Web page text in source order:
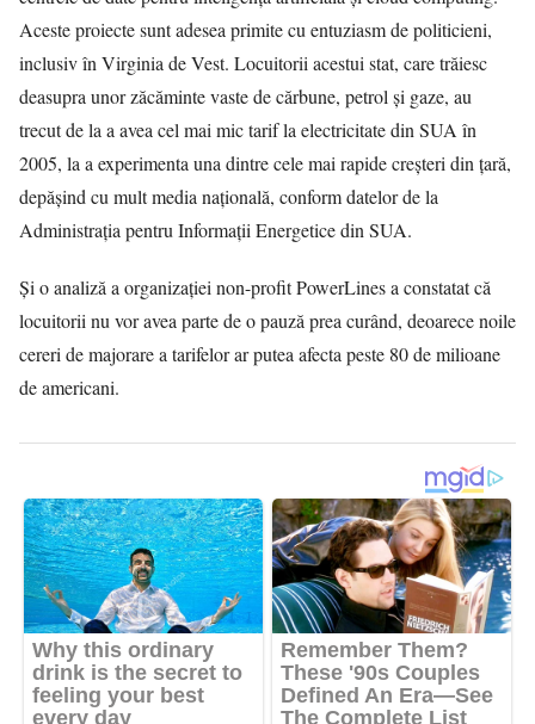
Aceste proiecte sunt adesea primite cu entuziasm de politicieni,
inclusiv în Virginia de Vest. Locuitorii acestui stat, care trăiesc
deasupra unor zăcăminte vaste de cărbune, petrol și gaze, au
trecut de la a avea cel mai mic tarif la electricitate din SUA în
2005, la a experimenta una dintre cele mai rapide creșteri din țară,
depășind cu mult media națională, conform datelor de la
Administrația pentru Informații Energetice din SUA.
Și o analiză a organizației non-profit PowerLines a constatat că
locuitorii nu vor avea parte de o pauză prea curând, deoarece noile
cereri de majorare a tarifelor ar putea afecta peste 80 de milioane
de americani.